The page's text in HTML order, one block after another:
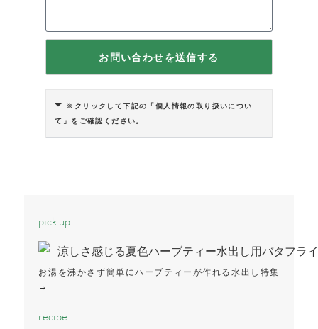
お問い合わせを送信する
※クリックして下記の「個人情報の取り扱いについ
て」をご確認ください。
pick up
お湯を沸かさず簡単にハーブティーが作れる水出し特集
→
recipe